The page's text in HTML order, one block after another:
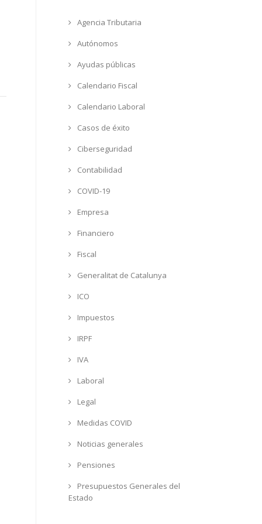
Agencia Tributaria
Autónomos
Ayudas públicas
Calendario Fiscal
Calendario Laboral
Casos de éxito
Ciberseguridad
Contabilidad
COVID-19
Empresa
Financiero
Fiscal
Generalitat de Catalunya
ICO
Impuestos
IRPF
IVA
Laboral
Legal
Medidas COVID
Noticias generales
Pensiones
Presupuestos Generales del
Estado